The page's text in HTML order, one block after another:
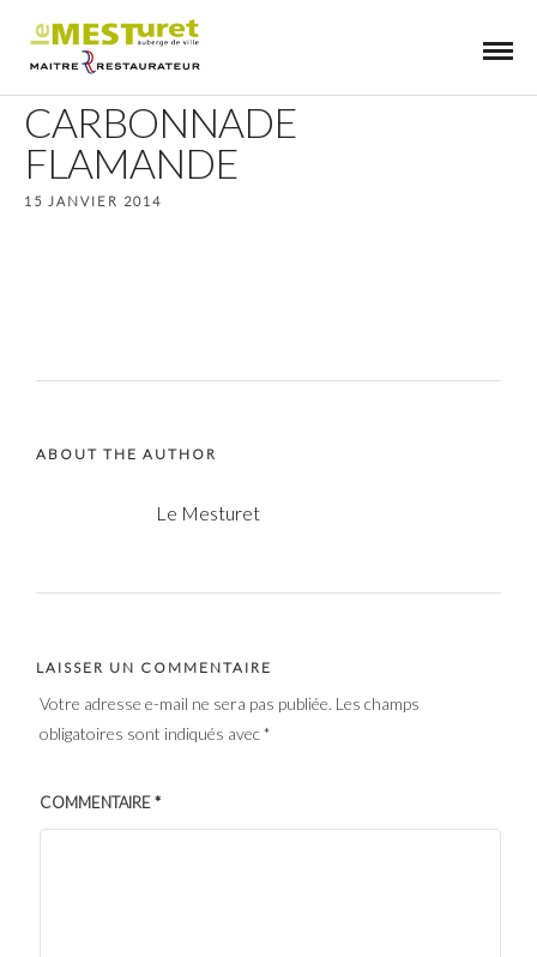
CARBONNADE
FLAMANDE
15 JANVIER 2014
ABOUT THE AUTHOR
Le Mesturet
LAISSER UN COMMENTAIRE
Votre adresse e-mail ne sera pas publiée. Les champs
obligatoires sont indiqués avec*
COMMENTAIRE*